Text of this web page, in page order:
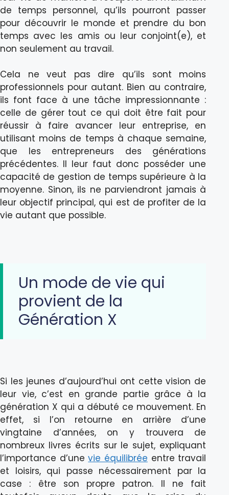
de temps personnel, qu’ils pourront passer
pour découvrir le monde et prendre du bon
temps avec les amis ou leur conjoint(e), et
non seulement au travail.
Cela ne veut pas dire qu’ils sont moins
professionnels pour autant. Bien au contraire,
ils font face à une tâche impressionnante :
celle de gérer tout ce qui doit être fait pour
réussir à faire avancer leur entreprise, en
utilisant moins de temps à chaque semaine,
que les entrepreneurs des générations
précédentes. Il leur faut donc posséder une
capacité de gestion de temps supérieure à la
moyenne. Sinon, ils ne parviendront jamais à
leur objectif principal, qui est de profiter de la
vie autant que possible.
Un mode de vie qui
provient de la
Génération X
Si les jeunes d’aujourd’hui ont cette vision de
leur vie, c’est en grande partie grâce à la
génération X qui a débuté ce mouvement. En
effet, si l’on retourne en arrière d’une
vingtaine d’années, on y trouvera de
nombreux livres écrits sur le sujet, expliquant
l’importance d’unevie équilibrée entre travail
et loisirs, qui passe nécessairement par la
case : être son propre patron. Il ne fait